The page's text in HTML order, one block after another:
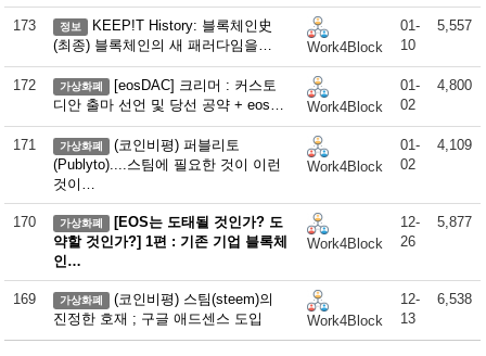
173 정보
KEEP!T History: 블록체인史
(최종) 블록체인의 새 패러다임을…
Work4Block
01-
10
5,557
172 가상화폐
[eosDAC] 크리머 : 커스토
디안 출마 선언 및 당선 공약 + eos…
Work4Block
01-
02
4,800
171 가상화폐
(코인비평) 퍼블리토
(Publyto)....스팀에 필요한 것이 이런
것이…
Work4Block
01-
02
4,109
170 가상화폐
[EOS는 도태될 것인가? 도
약할 것인가?] 1편 : 기존 기업 블록체
인…
Work4Block
12-
26
5,877
169 가상화폐
(코인비평) 스팀(steem)의
진정한 호재 ; 구글 애드센스 도입
Work4Block
12-
13
6,538